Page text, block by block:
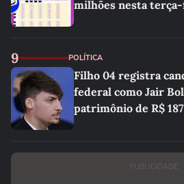
milhões nesta
9 POLÍTICA
Filho 04 registra
federal como Jair
patrimônio de R$
PUBLICIDADE